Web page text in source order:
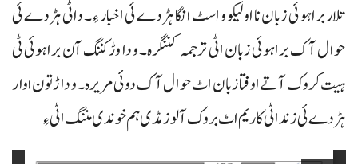
تلار براہوئی زبان نا اولیکو و اسٹ انگا ہڑدے ئی اخبار ءِ۔ داٹی ہڑدے ئی
حوال آک براہوئی زبان اٹی ترجمہ کننگرہ۔ و دا وڑ کننگ آن براہوئی ٹی
ہیت کروک آتے اوفتا زبان اٹ حوال آک دوئی مریرہ۔ و داڑتون اوار
ہڑدے ئی زند اٹی کاریم اٹ بروک آ لوز مڈی ہم خوندی مننگ اٹی ءِ